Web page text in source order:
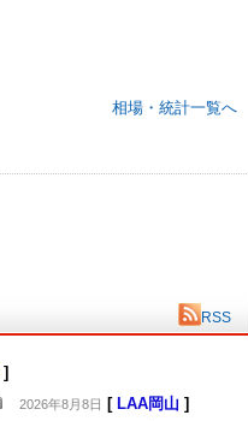
相場・統計一覧へ
RSS
]
2026年8月8日 [ LAA岡山 ]